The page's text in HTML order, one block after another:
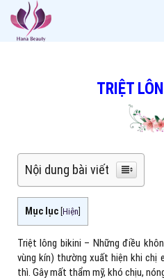
TRIỆT
Nội dung bài viết
Mục lục [Hiện]
Triệt lông bikini – Những điều
vùng kín) thường xuất hiện khi chị
thì. Gây mất thẩm mỹ, khó chịu,